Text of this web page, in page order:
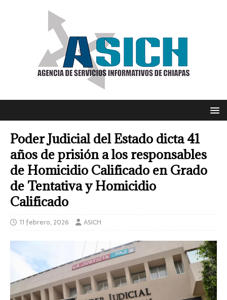
Poder Judicial del Estado dicta 41
años de prisión a los responsables
de Homicidio Calificado en Grado
de Tentativa y Homicidio
Calificado
11 febrero, 2026 ASICH